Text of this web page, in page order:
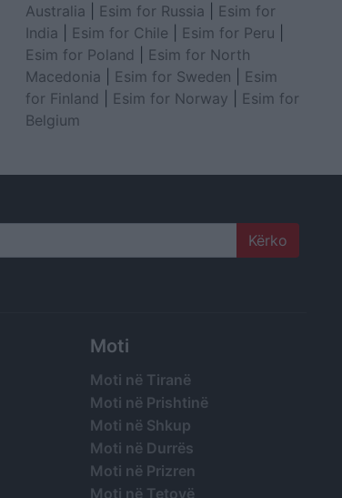
Australia
Esim for Russia
Esim for
India
Esim for Chile Esim for Peru
Esim for Poland
Esim for North
Macedonia
Esim for Sweden
Esim
for Finland
Esim for Norway
Esim for
Belgium
Moti
Moti në Tiranë
Moti në Prishtinë
Moti në Shkup
Moti në Durrës
Moti në Prizren
Moti në Tetovë